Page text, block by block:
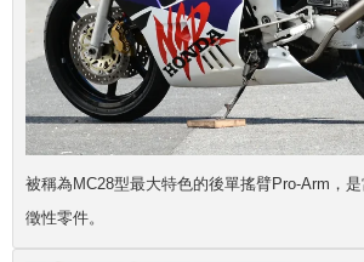
被稱為MC28型最大特色的後單搖臂Pro-Arm，
徵性零件。